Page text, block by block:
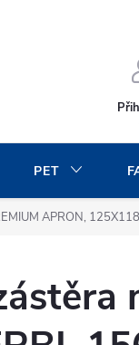
PET
APRON,